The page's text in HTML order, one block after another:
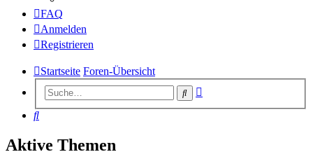
FAQ
Anmelden
Registrieren
Startseite Foren-Übersicht
Suche
Suche
Aktive Themen